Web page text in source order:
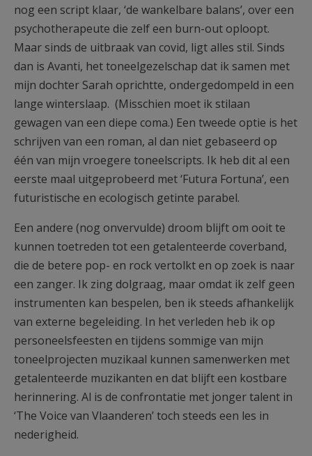
nog een script klaar, ‘de wankelbare balans’, over een
psychotherapeute die zelf een burn-out oploopt.
Maar sinds de uitbraak van covid, ligt alles stil. Sinds
dan is Avanti, het toneelgezelschap dat ik samen met
mijn dochter Sarah oprichtte, ondergedompeld in een
lange winterslaap. (Misschien moet ik stilaan
gewagen van een diepe coma.) Een tweede optie is het
schrijven van een roman, al dan niet gebaseerd op
één van mijn vroegere toneelscripts. Ik heb dit al een
eerste maal uitgeprobeerd met ‘Futura Fortuna’, een
futuristische en ecologisch getinte parabel.
Een andere (nog onvervulde) droom blijft om ooit te
kunnen toetreden tot een getalenteerde coverband,
die de betere pop- en rock vertolkt en op zoek is naar
een zanger. Ik zing dolgraag, maar omdat ik zelf geen
instrumenten kan bespelen, ben ik steeds afhankelijk
van externe begeleiding. In het verleden heb ik op
personeelsfeesten en tijdens sommige van mijn
toneelprojecten muzikaal kunnen samenwerken met
getalenteerde muzikanten en dat blijft een kostbare
herinnering. Al is de confrontatie met jonger talent in
‘The Voice van Vlaanderen’ toch steeds een les in
nederigheid.